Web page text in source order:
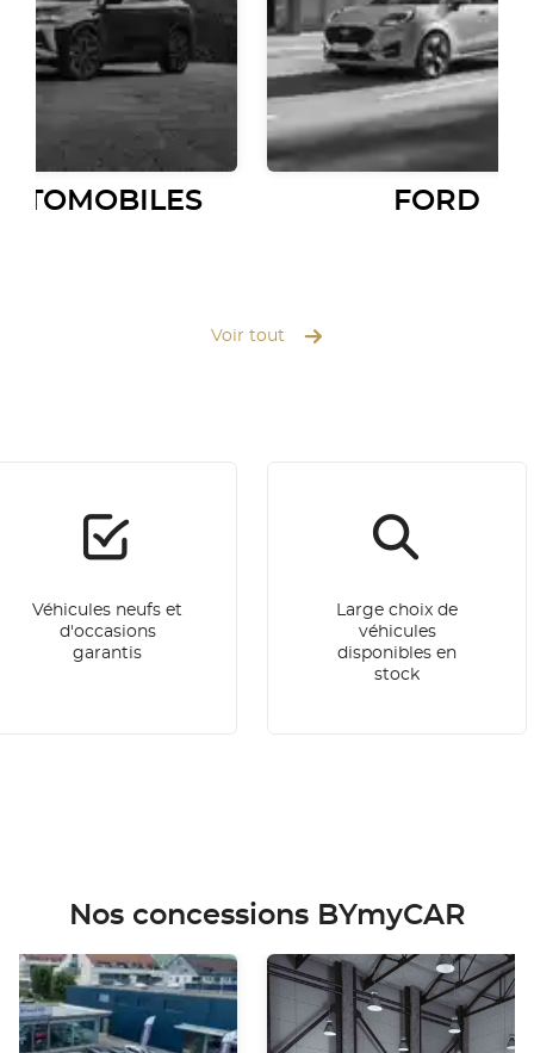
FORD
Voir tout
Véhicules neufs et
d'occasions
garantis
Large choix de
véhicules
disponibles en
stock
Nos concessions BYmyCAR